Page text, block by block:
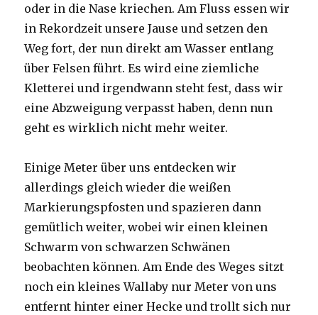
oder in die Nase kriechen. Am Fluss essen wir
in Rekordzeit unsere Jause und setzen den
Weg fort, der nun direkt am Wasser entlang
über Felsen führt. Es wird eine ziemliche
Kletterei und irgendwann steht fest, dass wir
eine Abzweigung verpasst haben, denn nun
geht es wirklich nicht mehr weiter.
Einige Meter über uns entdecken wir
allerdings gleich wieder die weißen
Markierungspfosten und spazieren dann
gemütlich weiter, wobei wir einen kleinen
Schwarm von schwarzen Schwänen
beobachten können. Am Ende des Weges sitzt
noch ein kleines Wallaby nur Meter von uns
entfernt hinter einer Hecke und trollt sich nur